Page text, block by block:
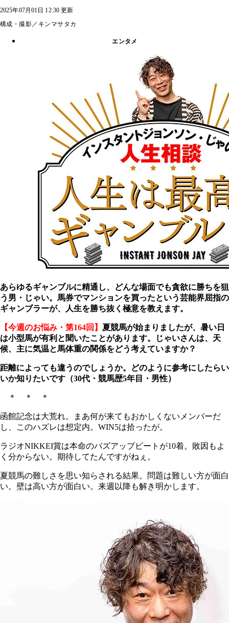
2025年07月01日 12:30 更新
構成・撮影／キンマサタカ
エンタメ
あらゆるギャンブルに精通し、どんな場面でも貪欲に勝ちを狙
う男・じゃい。馬券でマンションを買ったという芸能界屈指の
ギャンブラーが、人生を勝ち抜く極意を教えます。
【今週のお悩み・第164回】 夏競馬が始まりましたが、暑い日
は小型馬が有利と聞いたことがあります。じゃいさんは、天
候、主に気温と馬体重の関係をどう考えていますか？
距離によっても違うのでしょうか。どのように参考にしたらい
いか知りたいです（30代・競馬歴5年目・男性）
＊ ＊ ＊
函館記念は大荒れ。まあ何が来てもおかしくないメンバーだ
し、このハズレは想定内。WIN5は拾ったが。
ラジオNIKKEI賞は本命のバズアップビートが10着。敗因もよ
く分からない。期待してたんですがねぇ。
夏競馬の難しさを思い知らされる結果。問題は難しい方が面白
い。壁は高い方が面白い。来週以降も解き明かします。